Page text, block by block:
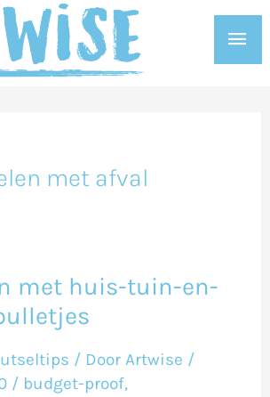
met afval
met huis-tuin-en-
/ DoorArtwise /
/ budget-proof,